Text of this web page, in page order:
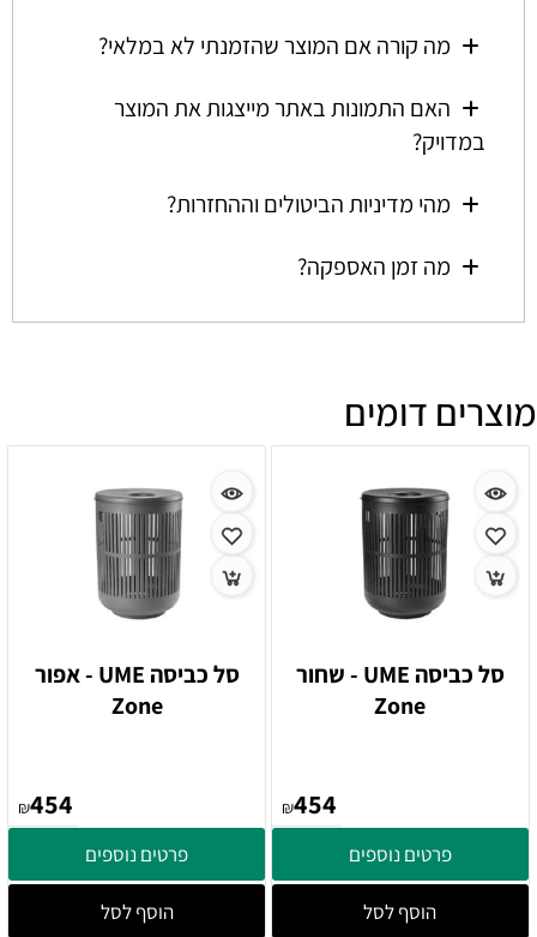
מה קורה אם המוצר שהזמנתי לא במלאי?
האם התמונות באתר מייצגות את המוצר
במדויק?
מהי מדיניות הביטולים וההחזרות?
מה זמן האספקה?
מוצרים דומים
סל כביסה UME - שחור
Zone
₪454
פרטים נוספים
הוסף לסל
סל כביסה UME - אפור
Zone
₪454
פרטים נוספים
הוסף לסל